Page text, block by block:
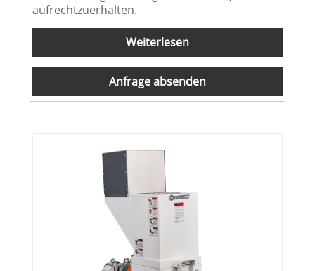
aufrechtzuerhalten.
Weiterlesen
Anfrage absenden